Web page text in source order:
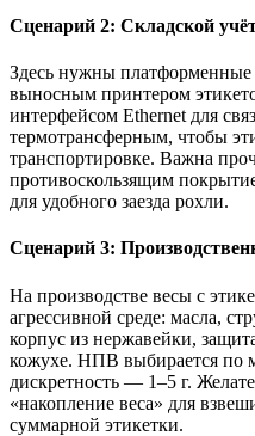
Сценарий 2: Складской
Здесь нужны
выносным принтером
интерфейсом Ethernet для
термотрансферным, чтобы
транспортировке. Важна
противоскользящим
для удобного заезда рохли.
Сценарий 3:
На производстве весы с
агрессивной среде: масла,
корпус из нержавейки,
кожухе. НПВ выбирается по
дискретность — 1–5 г.
«накопление веса» для
суммарной этикетки.